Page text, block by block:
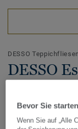
DESSO
DESSO
Bevor Sie
Wenn Sie auf „Alle